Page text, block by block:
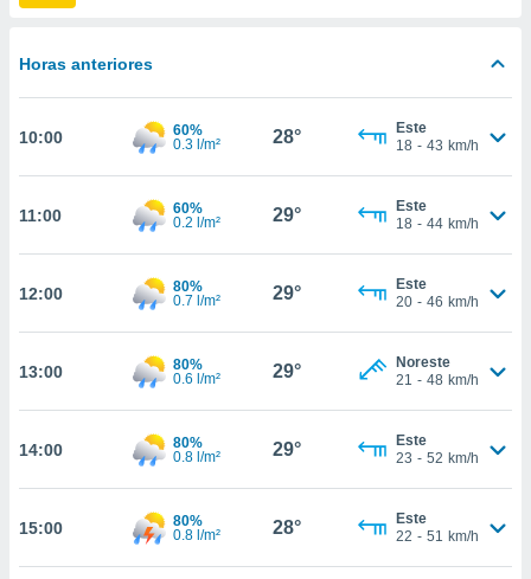
contenido
coste.
botón
a la
la
ya sean
en
perfil
ACEPTAR
CONTINUAR
Horas anteriores
10:00
60%
0.3 l/m²
28°
Este
18 - 43 km/h
11:00
60%
0.2 l/m²
29°
Este
18 - 44 km/h
12:00
80%
0.7 l/m²
29°
Este
20 - 46 km/h
13:00
80%
0.6 l/m²
29°
Noreste
21 - 48 km/h
14:00
80%
0.8 l/m²
29°
Este
23 - 52 km/h
15:00
80%
0.8 l/m²
28°
Este
22 - 51 km/h